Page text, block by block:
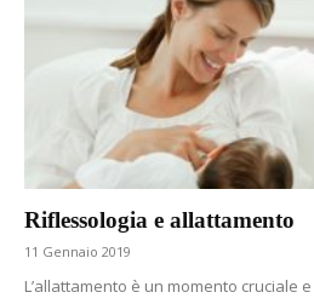
Riflessologia e allattamento
11 Gennaio 2019
L’allattamento è un momento cruciale